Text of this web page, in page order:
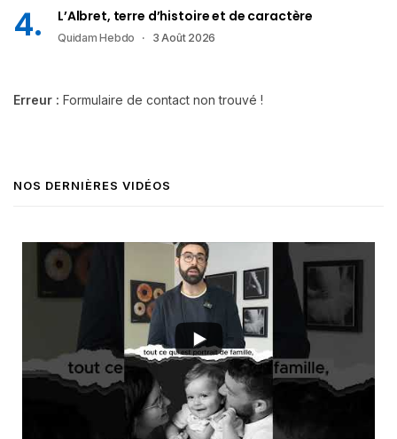
L’Albret, terre d’histoire et de caractère
Quidam Hebdo 3 Août 2026
Erreur : Formulaire de contact non trouvé !
NOS DERNIÈRES VIDÉOS